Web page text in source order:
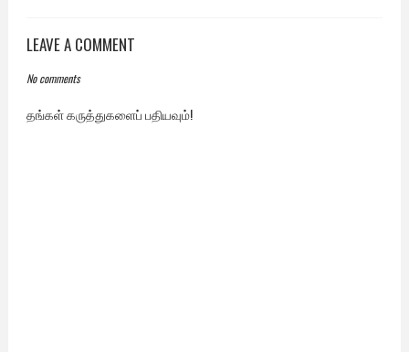
LEAVE A COMMENT
No comments
தங்கள் கருத்துகளைப் பதியவும்!